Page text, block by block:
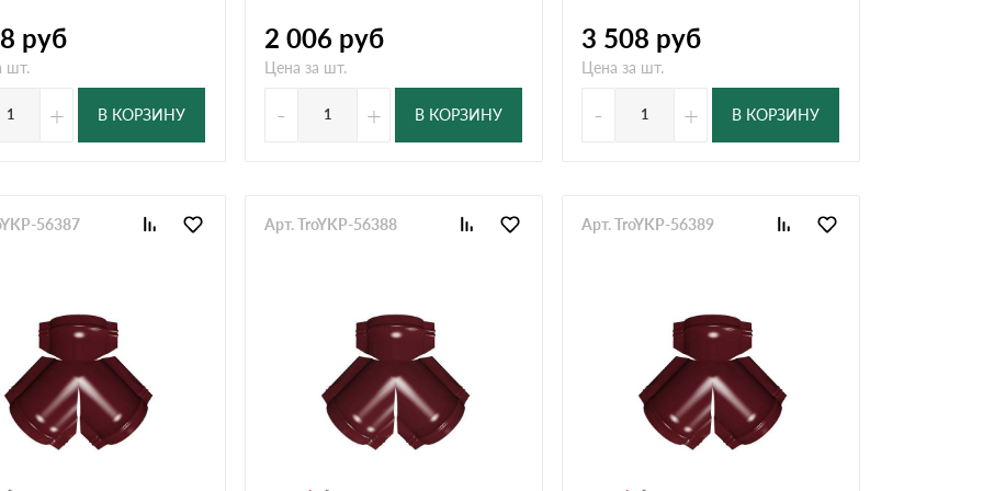
руб
шт.
+ В КОРЗИНУ
2 006 руб
Цена за шт.
- + В КОРЗИНУ
3 508 руб
Цена за шт.
- + В КОРЗИНУ
56387 Арт. TroYKP-56388 Арт. TroYKP-56389